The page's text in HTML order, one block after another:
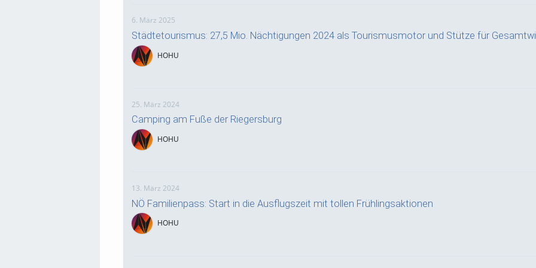
6. März 2025
Städtetourismus: 27,5 Mio. Nächtigungen 2024 als Tourismusmotor und Stütze für
HOHU
25. März 2024
Camping am Fuße der Riegersburg
HOHU
13. März 2024
NÖ Familienpass: Start in die Ausflugszeit mit tollen Frühlingsaktionen
HOHU